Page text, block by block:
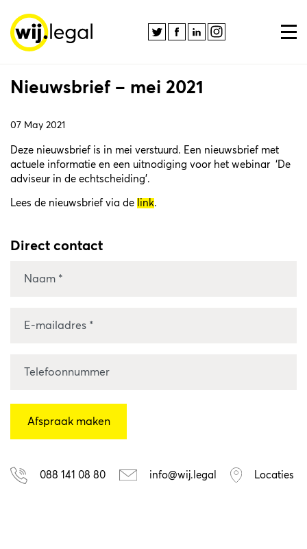
Nieuwsbrief – mei 2021
07 May 2021
Deze nieuwsbrief is in mei verstuurd. Een nieuwsbrief met
actuele informatie en een uitnodiging voor het webinar ‘De
adviseur in de echtscheiding’.
Lees de nieuwsbrief via de link.
Direct contact
088 141 08 80 info@wij.legal Locaties